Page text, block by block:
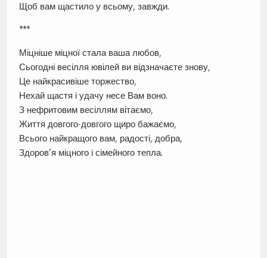
Щоб вам щастило у всьому, завжди.
***
Міцніше міцної стала ваша любов,
Сьогодні весілля ювілей ви відзначаєте знову,
Це найкрасивіше торжество,
Нехай щастя і удачу несе Вам воно.
З нефритовим весіллям вітаємо,
Життя довгого-довгого щиро бажаємо,
Всього найкращого вам, радості, добра,
Здоров’я міцного і сімейного тепла.